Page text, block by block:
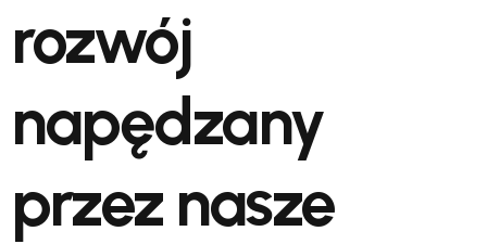
rozwój
napędzany
przez nasze